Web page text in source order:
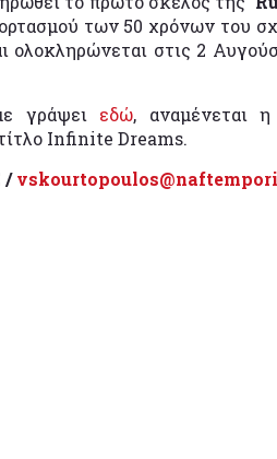
των 50 χρόνων του
ολοκληρώνεται στις 2
γράψει εδώ, αναμένεται
Infinite Dreams.
/